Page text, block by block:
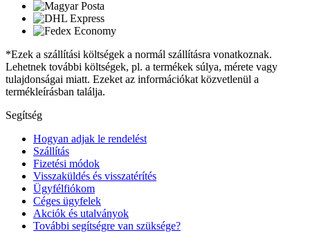
*Ezek a szállítási költségek a normál szállításra vonatkoznak.
Lehetnek további költségek, pl. a termékek súlya, mérete vagy
tulajdonságai miatt. Ezeket az információkat közvetlenül a
termékleírásban találja.
Segítség
Hogyan adjak le rendelést
Szállítás
Fizetési módok
Visszaküldés és visszatérítés
Ügyfélfiókom
Céges ügyfelek
Akciók és utalványok
További segítségre van szüksége?